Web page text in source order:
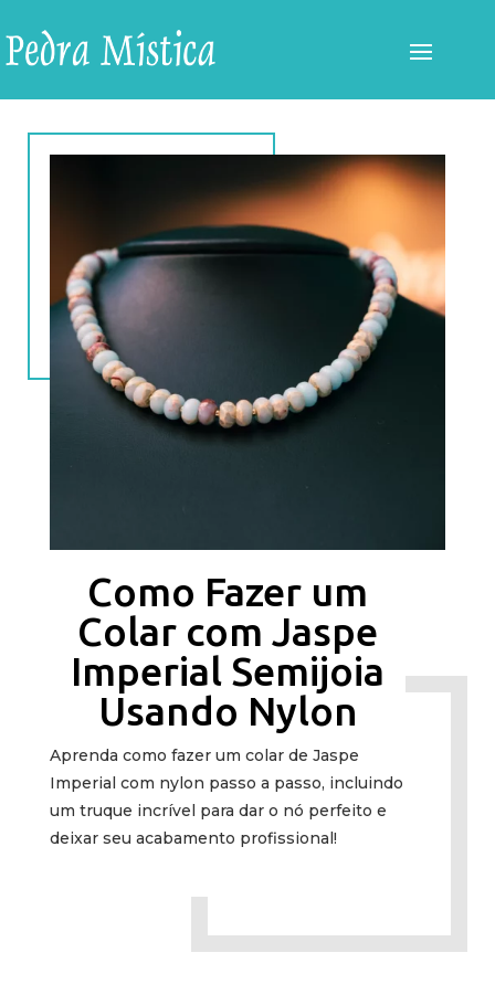
Como Fazer um
Colar com Jaspe
Imperial Semijoia
Usando Nylon
Aprenda como fazer um colar de Jaspe
Imperial com nylon passo a passo, incluindo
um truque incrível para dar o nó perfeito e
deixar seu acabamento profissional!